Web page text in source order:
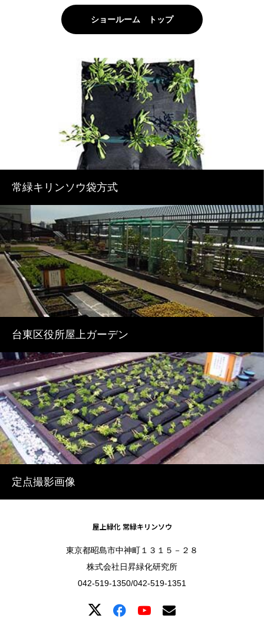
ショールーム トップ
常緑キリンソウ袋方式
台東区役所屋上ガーデン
定点撮影画像
屋上緑化 常緑キリンソウ
東京都昭島市中神町１３１５－２８
株式会社日昇緑化研究所
042-519-1350/042-519-1351